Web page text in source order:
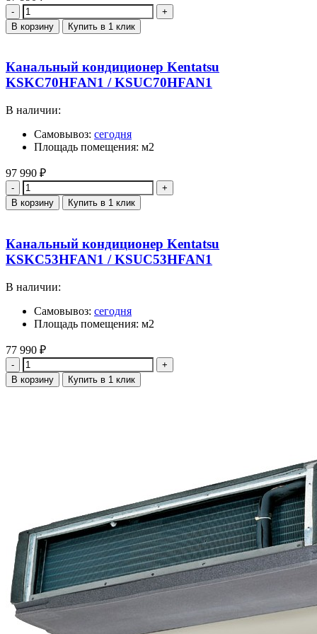
Количество
В корзину Купить в 1 клик
Канальный кондиционер Kentatsu
KSKC70HFAN1 / KSUC70HFAN1
В наличии:
Самовывоз: сегодня
Площадь помещения: м2
97 990 ₽
Количество
В корзину Купить в 1 клик
Канальный кондиционер Kentatsu
KSKC53HFAN1 / KSUC53HFAN1
В наличии:
Самовывоз: сегодня
Площадь помещения: м2
77 990 ₽
Количество
В корзину Купить в 1 клик